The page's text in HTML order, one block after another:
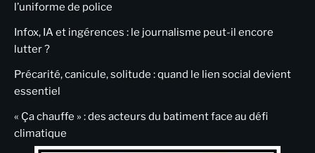
l’uniforme de police
Infox, IA et ingérences : le journalisme peut-il encore
lutter ?
Précarité, canicule, solitude : quand le lien social devient
essentiel
« Ça chauffe » : des acteurs du batiment face au défi
climatique